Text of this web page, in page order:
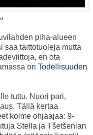
piha-alueen
saa taittotuoleja mutta
en ota
on Todellisuuden
tuttu. Nuori pari,
Tällä kertaa
kolme ohjaajaa: 9-
Stella ja Tšetšenian